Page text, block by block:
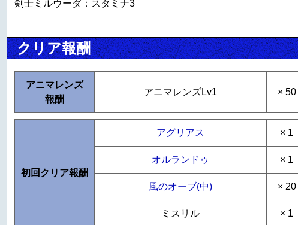
剣士ミルウーダ：スタミナ3
クリア報酬
アニマレンズ
報酬
アニマレンズLv1 × 50
初回クリア報酬
アグリアス × 1
オルランドゥ × 1
風のオーブ(中) × 20
ミスリル × 1